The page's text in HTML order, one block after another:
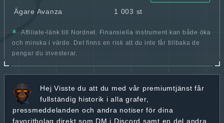
Ägare Avanza 1 003 st
Affiliate-länk till Nordnet. Finansiella instrument kan både öka
och minska i värde. Det finns en risk att du inte får tillbaka de
pengar du investerar.
Hej Visste du att du med vår premiumtjänst får
fullständig historik i alla grafer,
pressmeddelanden och andra notiser för dina
favoritbolag direkt som DM i Discord samt en del andra